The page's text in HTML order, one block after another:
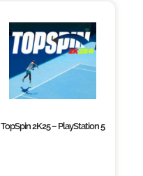
TopSpin 2K25 – PlayStation 5